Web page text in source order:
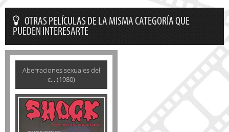
OTRAS PELÍCULAS DE LA MISMA CATEGORÍA QUE
PUEDEN INTERESARTE
Aberraciones sexuales del
c... (1980)